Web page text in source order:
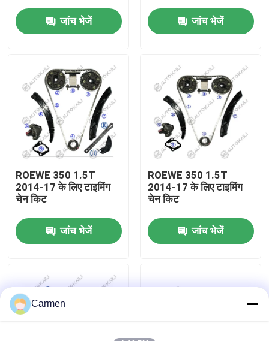
उत्पाद
विडियो
हमारे बारे में
कारखाने का दौरा
गुणवत्ता नियंत्रण
हमसे संपर्क करें
बोली मांगें
जांच भेजें जांच भेजें
ROEWE 350 1.5T
2014-17 के लिए टाइमिंग
चेन किट
जांच भेजें
ROEWE 350 1.5T
2014-17 के लिए टाइमिंग
चेन किट
जांच भेजें
Carmen